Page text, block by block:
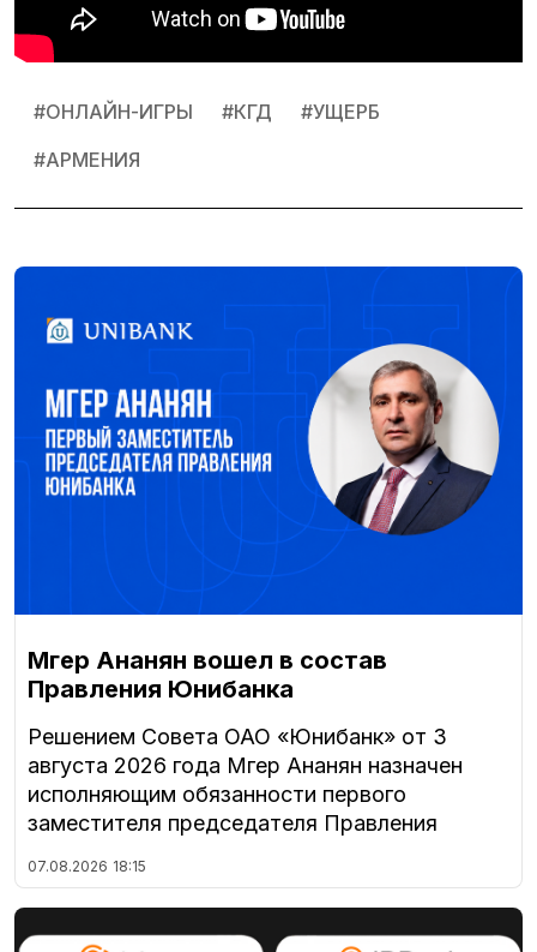
#ОНЛАЙН-ИГРЫ #КГД #УЩЕРБ
#АРМЕНИЯ
Мгер Ананян вошел в состав
Правления Юнибанка
Решением Совета ОАО «Юнибанк» от 3
августа 2026 года Мгер Ананян назначен
исполняющим обязанности первого
заместителя председателя Правления
07.08.2026 18:15